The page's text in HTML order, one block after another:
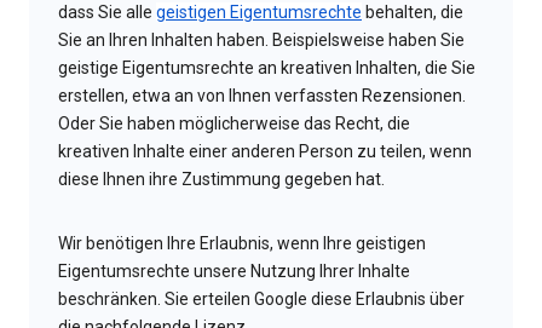
dass Sie alle geistigen Eigentumsrechte behalten, die
Sie an Ihren Inhalten haben. Beispielsweise haben Sie
geistige Eigentumsrechte an kreativen Inhalten, die Sie
erstellen, etwa an von Ihnen verfassten Rezensionen.
Oder Sie haben möglicherweise das Recht, die
kreativen Inhalte einer anderen Person zu teilen, wenn
diese Ihnen ihre Zustimmung gegeben hat.
Wir benötigen Ihre Erlaubnis, wenn Ihre geistigen
Eigentumsrechte unsere Nutzung Ihrer Inhalte
beschränken. Sie erteilen Google diese Erlaubnis über